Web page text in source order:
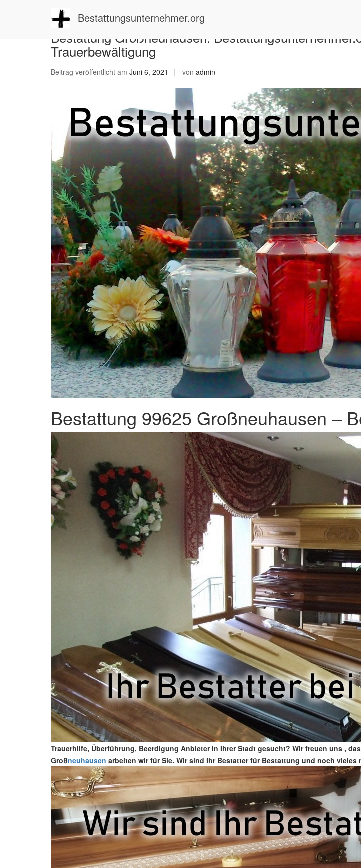
Bestattungsunternehmer.org
Bestattung Großneuhausen:
Trauerbewältigung
Beitrag veröffentlicht am Juni 6, 2021 von admin
Bestattung 99625 Großneuhausen –
Trauerhilfe, Überführung, Beerdigung Anbieter in Ihrer Stadt gesucht? Wir freuen uns ,
Großneuhausen arbeiten wir für Sie. Wir sind Ihr Bestatter für Bestattung und noch